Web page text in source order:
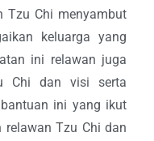
Tzu Chi menyambut
keluarga yang
ini relawan juga
Chi dan visi serta
ini yang ikut
relawan Tzu Chi dan